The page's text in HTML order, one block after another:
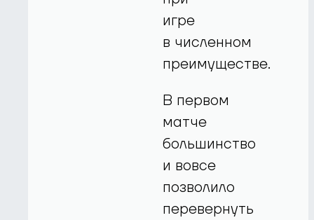
игре
в численном
преимуществе.
В первом
матче
большинство
и вовсе
позволило
перевернуть